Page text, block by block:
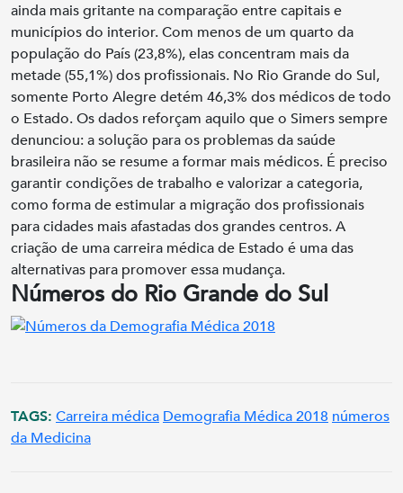
ainda mais gritante na comparação entre capitais e
municípios do interior. Com menos de um quarto da
população do País (23,8%), elas concentram mais da
metade (55,1%) dos profissionais. No Rio Grande do Sul,
somente Porto Alegre detém 46,3% dos médicos de todo
o Estado.Os dados reforçam aquilo que o Simers sempre
denunciou: a solução para os problemas da saúde
brasileira não se resume a formar mais médicos. É preciso
garantir condições de trabalho e valorizar a categoria,
como forma de estimular a migração dos profissionais
para cidades mais afastadas dos grandes centros. A
criação de uma carreira médica de Estado é uma das
alternativas para promover essa mudança.
Números do Rio Grande do Sul
TAGS: Carreira médica Demografia Médica 2018 números
da Medicina